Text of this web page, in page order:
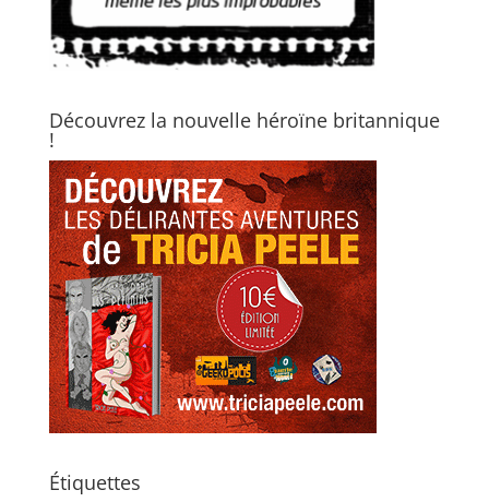
Découvrez la nouvelle héroïne britannique
!
Étiquettes